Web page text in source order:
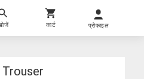
कार्ट प्रोफाइल